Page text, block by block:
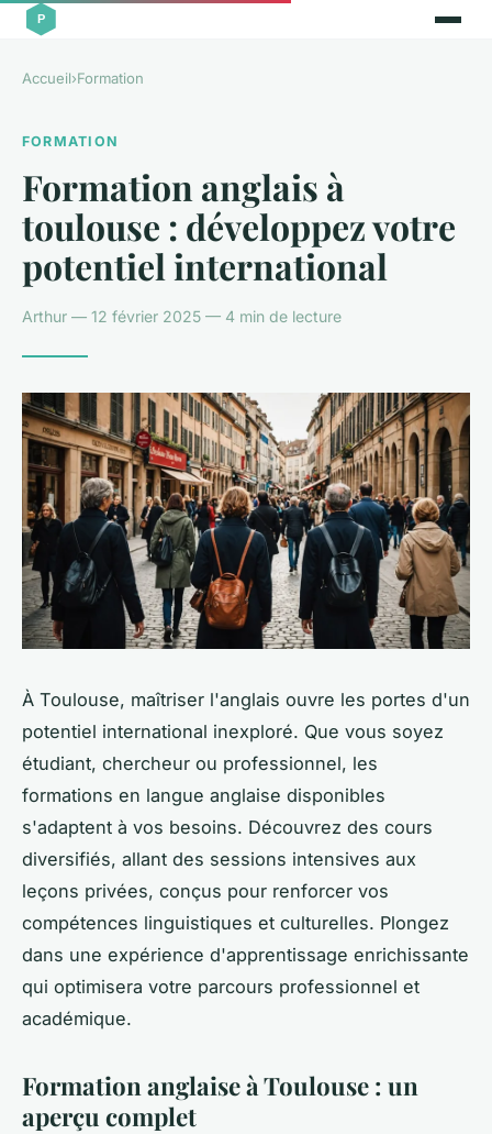
Accueil›Formation
FORMATION
Formation anglais à
toulouse : développez votre
potentiel international
Arthur — 12 février 2025 — 4 min de lecture
À Toulouse, maîtriser l'anglais ouvre les portes d'un
potentiel international inexploré. Que vous soyez
étudiant, chercheur ou professionnel, les
formations en langue anglaise disponibles
s'adaptent à vos besoins. Découvrez des cours
diversifiés, allant des sessions intensives aux
leçons privées, conçus pour renforcer vos
compétences linguistiques et culturelles. Plongez
dans une expérience d'apprentissage enrichissante
qui optimisera votre parcours professionnel et
académique.
Formation anglaise à Toulouse : un
aperçu complet